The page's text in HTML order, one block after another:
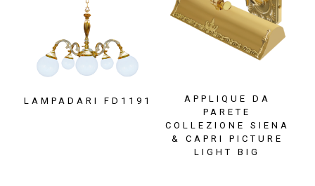
LAMPADARI FD1191
APPLIQUE DA
PARETE
COLLEZIONE SIENA
& CAPRI PICTURE
LIGHT BIG